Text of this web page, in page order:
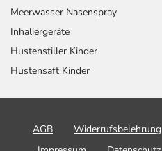
Meerwasser Nasenspray
Inhaliergeräte
Hustenstiller Kinder
Hustensaft Kinder
AGB Widerrufsbelehrung